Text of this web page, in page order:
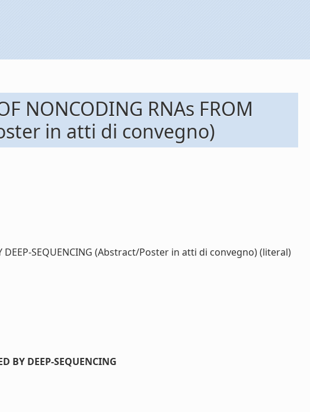
NONCODING RNAs FROM
in atti di convegno)
DEEP-SEQUENCING (Abstract/Poster in atti di convegno) (literal)
BY DEEP-SEQUENCING